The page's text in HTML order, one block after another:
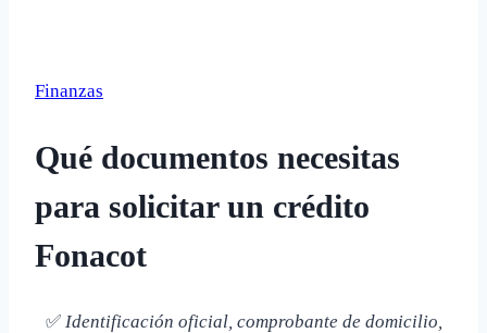
Finanzas
Qué documentos necesitas
para solicitar un crédito
Fonacot
✅Identificación oficial, comprobante de domicilio,